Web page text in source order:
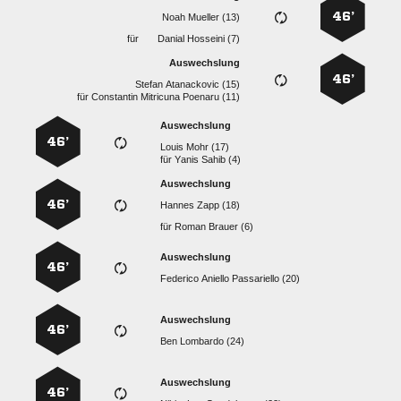
46’
  
für
  
46’
Auswechslung
  
für   
Auswechslung
  
für  
46’
Auswechslung
  
für   
46’
Auswechslung
   
46’
Auswechslung
  
46’
Auswechslung
46’